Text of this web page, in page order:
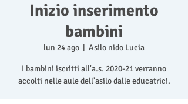
Inizio inserimento
bambini
lun 24 ago Asilo nido Lucia
I bambini iscritti all'a.s. 2020-21 verranno
accolti nelle aule dell'asilo dalle educatrici.